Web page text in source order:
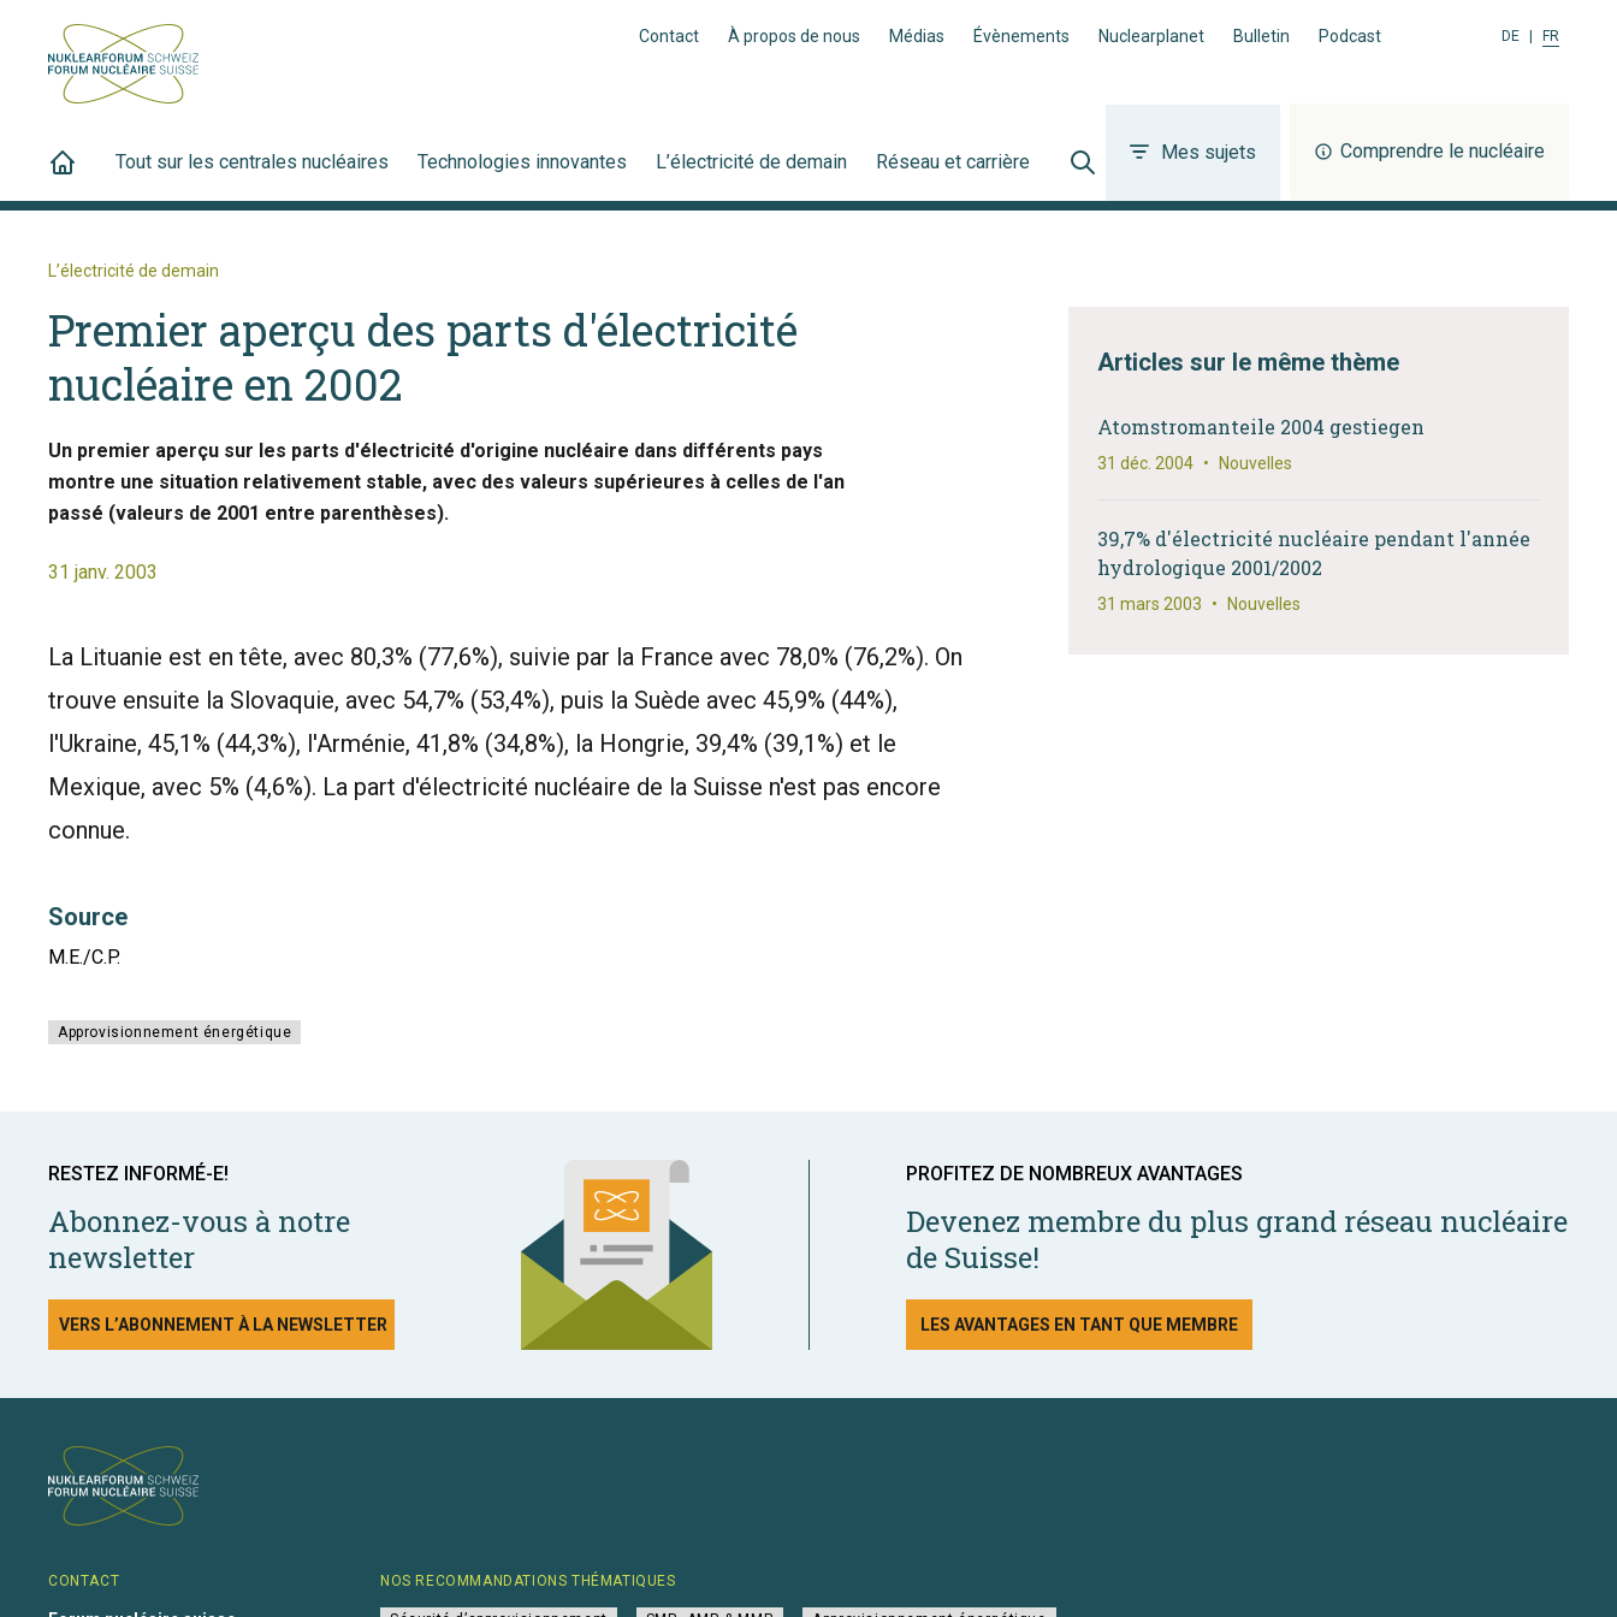
Contact À propos de nous Médias Évènements Nuclearplanet Bulletin Podcast DE FR
Tout sur les centrales nucléaires Technologies innovantes L’électricité de demain Réseau et carrière Mes sujets Comprendre le nucléaire
L’électricité de demain
Premier aperçu des parts d'électricité
nucléaire en 2002
Un premier aperçu sur les parts d'électricité d'origine nucléaire dans différents pays
montre une situation relativement stable, avec des valeurs supérieures à celles de l'an
passé (valeurs de 2001 entre parenthèses).
31 janv. 2003
La Lituanie est en tête, avec 80,3% (77,6%), suivie par la France avec 78,0% (76,2%). On
trouve ensuite la Slovaquie, avec 54,7% (53,4%), puis la Suède avec 45,9% (44%),
l'Ukraine, 45,1% (44,3%), l'Arménie, 41,8% (34,8%), la Hongrie, 39,4% (39,1%) et le
Mexique, avec 5% (4,6%). La part d'électricité nucléaire de la Suisse n'est pas encore
connue.
Source
M.E./C.P.
Approvisionnement énergétique
Articles sur le même thème
Atomstromanteile 2004 gestiegen
31 déc. 2004 • Nouvelles
39,7% d'électricité nucléaire pendant l'année
hydrologique 2001/2002
31 mars 2003 • Nouvelles
RESTEZ INFORMÉ-E!
Abonnez-vous à notre
newsletter
VERS L’ABONNEMENT À LA NEWSLETTER
PROFITEZ DE NOMBREUX AVANTAGES
Devenez membre du plus grand réseau nucléaire
de Suisse!
LES AVANTAGES EN TANT QUE MEMBRE
CONTACT NOS RECOMMANDATIONS THÉMATIQUES